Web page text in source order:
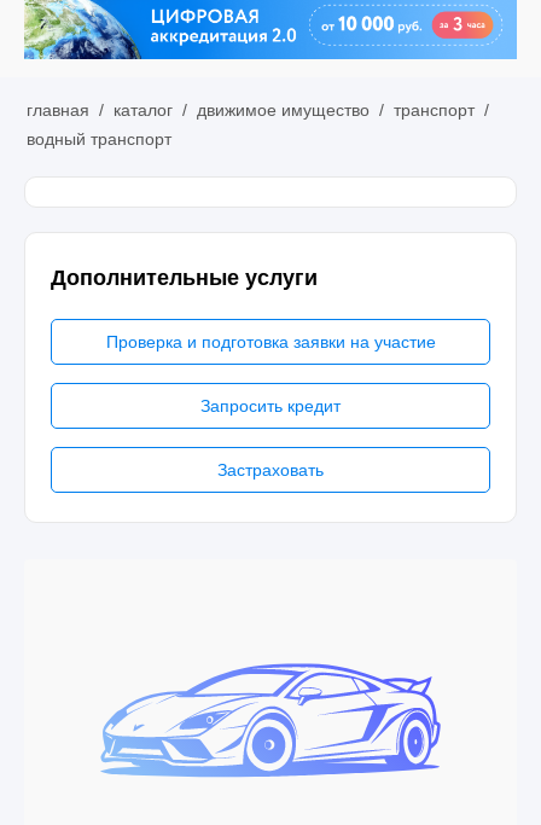
главная / каталог / движимое имущество / транспорт /
водный транспорт
Дополнительные услуги
Проверка и подготовка заявки на участие
Запросить кредит
Застраховать